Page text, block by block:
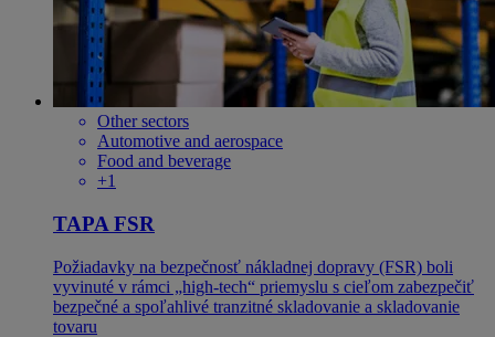
Other sectors
Automotive and aerospace
Food and beverage
+1
TAPA FSR
Požiadavky na bezpečnosť nákladnej dopravy (FSR) boli
vyvinuté v rámci „high-tech“ priemyslu s cieľom zabezpečiť
bezpečné a spoľahlivé tranzitné skladovanie a skladovanie
tovaru